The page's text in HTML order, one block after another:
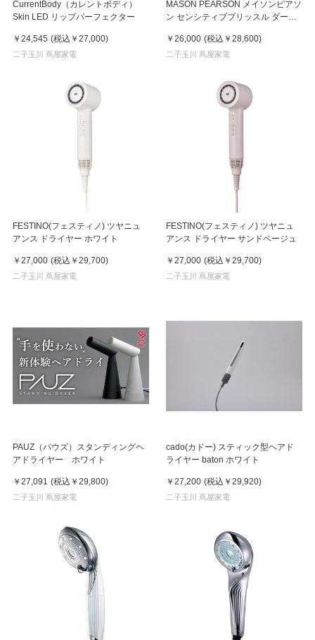
CurrentBody（カレントボディ）
Skin LED リップパーフェクター
￥24,545 (税込 ￥27,000)
二子玉川 蔦屋家電
MASON PEARSON メイソンピアソ
ン センシティブブリッスル ダー
￥26,000 (税込 ￥28,600)
二子玉川 蔦屋家電
FESTINO(フェスティノ) ツヤニュ
アンス ドライヤー ホワイト
￥27,000 (税込 ￥29,700)
二子玉川 蔦屋家電
FESTINO(フェスティノ) ツヤニュ
アンス ドライヤー サンドベージュ
￥27,000 (税込 ￥29,700)
二子玉川 蔦屋家電
PAUZ（パウズ）スタンディングヘ
アドライヤー ホワイト
￥27,091 (税込 ￥29,800)
二子玉川 蔦屋家電
cado(カドー) スティック型ヘアド
ライヤー baton ホワイト
￥27,200 (税込 ￥29,920)
二子玉川 蔦屋家電